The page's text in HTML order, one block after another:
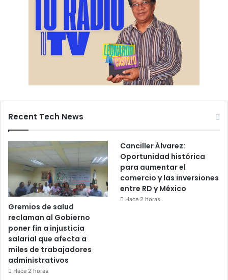
Recent Tech News
Gremios de salud
reclaman al Gobierno
poner fin a injusticia
salarial que afecta a
miles de trabajadores
administrativos
Hace 2 horas
Canciller Álvarez:
Oportunidad histórica
para aumentar el
comercio y las inversiones
entre RD y México
Hace 2 horas